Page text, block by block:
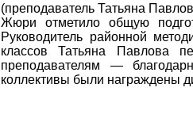
(преподаватель Татьяна
Жюри отметило общую
Руководитель районной
классов Татьяна Павлова
преподавателям —
коллективы были награждены